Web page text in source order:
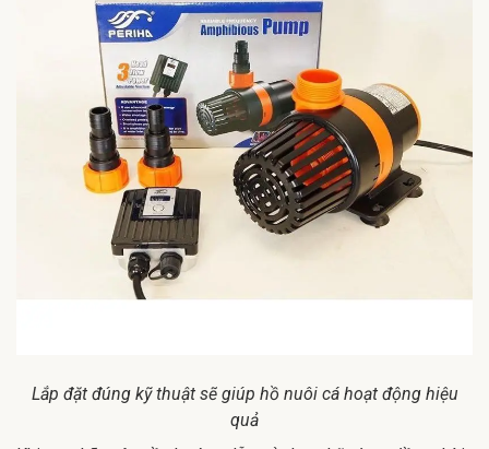
Lắp đặt đúng kỹ thuật sẽ giúp hồ nuôi cá hoạt động hiệu
quả